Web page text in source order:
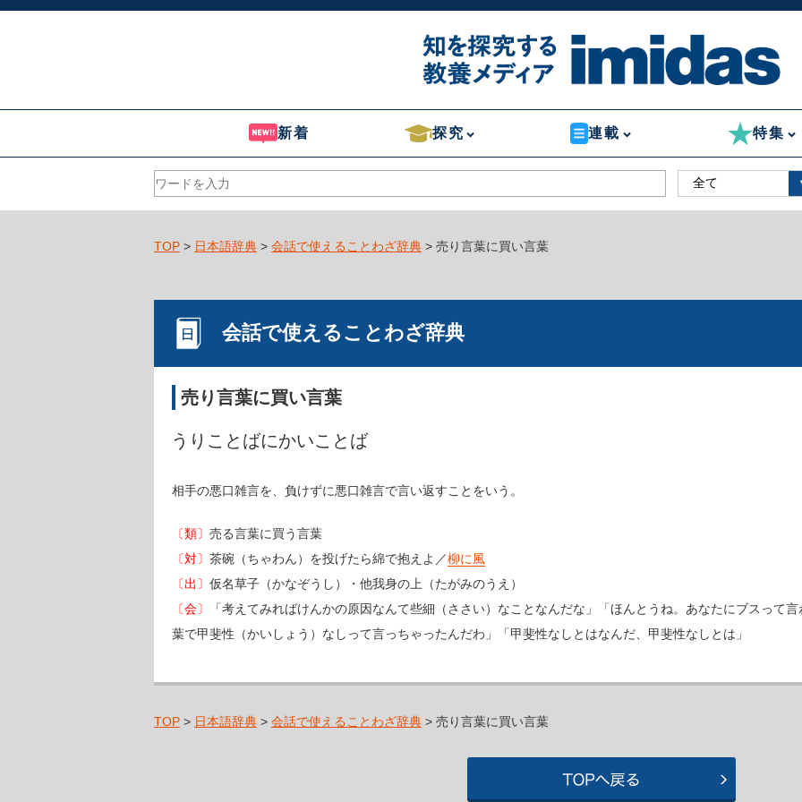
新着 探究 連載 特集
TOP > 日本語辞典 > 会話で使えることわざ辞典 > 売り言葉に買い言葉
会話で使えることわざ辞典
売り言葉に買い言葉
うりことばにかいことば
相手の悪口雑言を、負けずに悪口雑言で言い返すことをいう。
〔類〕 売る言葉に買う言葉
〔対〕 茶碗（ちゃわん）を投げたら綿で抱えよ／柳に風
〔出〕 仮名草子（かなぞうし）・他我身の上（たがみのうえ）
〔会〕
「考えてみればけんかの原因なんて些細（ささい）なことなんだな」「ほんとうね。あなたにブスって
葉で甲斐性（かいしょう）なしって言っちゃったんだわ」「甲斐性なしとはなんだ、甲斐性なしとは」
TOP > 日本語辞典 > 会話で使えることわざ辞典 > 売り言葉に買い言葉